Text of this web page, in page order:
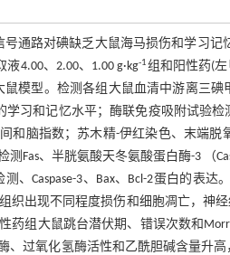
号通路对碘缺乏大鼠海马损伤和学习
4.00、2.00、1.00 g·kg-1组和阳性药(
鼠模型。检测各组大鼠血清中游离三
习和记忆水平；酶联免疫吸附试验
和脑指数；苏木精-伊红染色、末端脱
Fas、半胱氨酸天冬氨酸蛋白酶-3 （
、Caspase-3、Bax、Bcl-2蛋白的表
出现不同程度损伤和细胞凋亡，神经
药组大鼠跳台潜伏期、错误次数和
、过氧化氢酶活性和乙酰胆碱含量升